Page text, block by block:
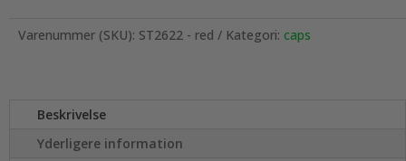
Varenummer (SKU): ST2622 - red Kategori: caps
Beskrivelse
Yderligere information